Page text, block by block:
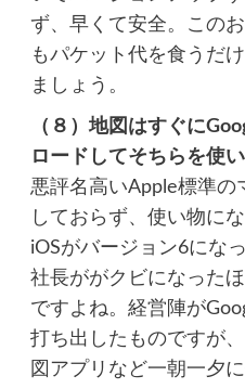
ず、早くて安全。この
もパケット代を食うだ
ましょう。
（８）地図はすぐに
ロードしてそちらを使
悪評名高いApple標準の
しておらず、使い物に
iOSがバージョン6にな
社長ががクビになった
ですよね。経営陣が
打ち出したものですが
図アプリなど一朝一夕